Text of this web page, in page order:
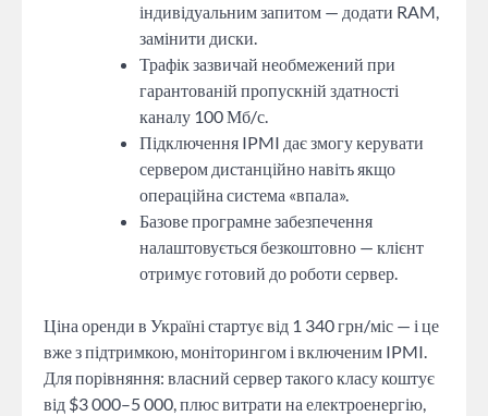
індивідуальним запитом — додати RAM,
замінити диски.
Трафік зазвичай необмежений при
гарантованій пропускній здатності
каналу 100 Мб/с.
Підключення IPMI дає змогу керувати
сервером дистанційно навіть якщо
операційна система «впала».
Базове програмне забезпечення
налаштовується безкоштовно — клієнт
отримує готовий до роботи сервер.
Ціна оренди в Україні стартує від 1 340 грн/міс — і це
вже з підтримкою, моніторингом і включеним IPMI.
Для порівняння: власний сервер такого класу коштує
від $3 000–5 000, плюс витрати на електроенергію,